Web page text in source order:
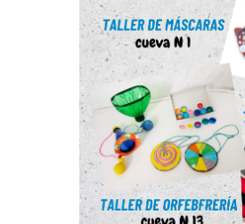
v
e
n
t
o
s
p
a
a
b
r
a
c
a